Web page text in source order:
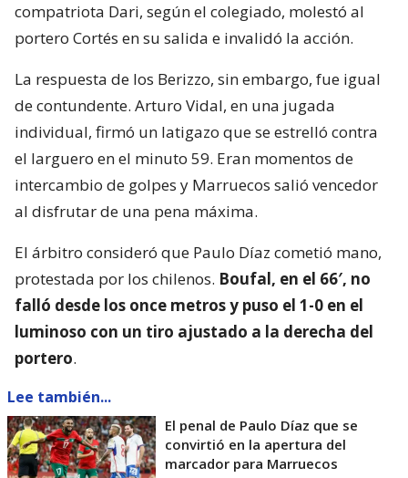
compatriota Dari, según el colegiado, molestó al
portero Cortés en su salida e invalidó la acción.
La respuesta de los Berizzo, sin embargo, fue igual
de contundente. Arturo Vidal, en una jugada
individual, firmó un latigazo que se estrelló contra
el larguero en el minuto 59. Eran momentos de
intercambio de golpes y Marruecos salió vencedor
al disfrutar de una pena máxima.
El árbitro consideró que Paulo Díaz cometió mano,
protestada por los chilenos. Boufal, en el 66′, no
falló desde los once metros y puso el 1-0 en el
luminoso con un tiro ajustado a la derecha del
portero.
Lee también...
El penal de Paulo Díaz que se
convirtió en la apertura del
marcador para Marruecos